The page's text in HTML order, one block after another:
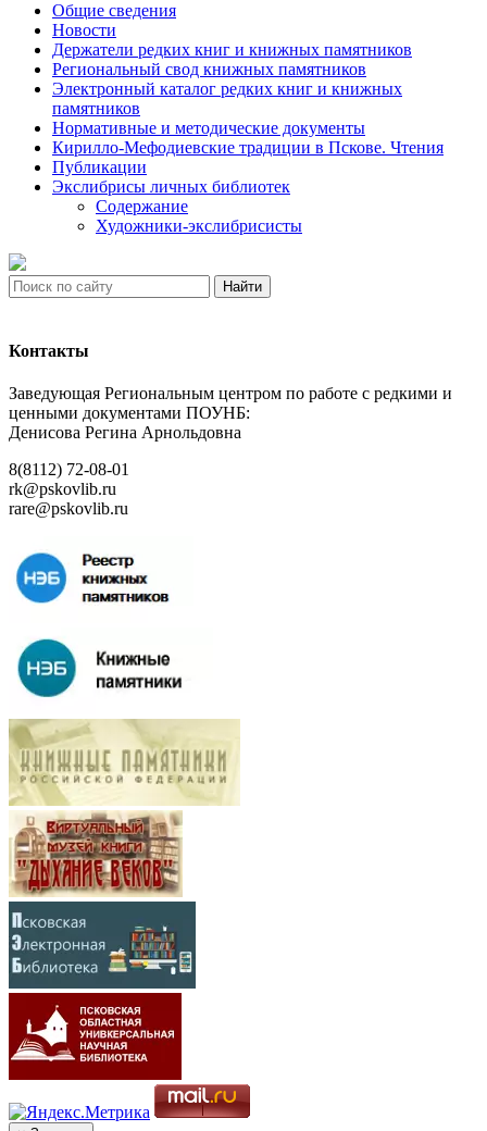
Общие сведения
Новости
Держатели редких книг и книжных памятников
Региональный свод книжных памятников
Электронный каталог редких книг и книжных
памятников
Нормативные и методические документы
Кирилло-Мефодиевские традиции в Пскове. Чтения
Публикации
Экслибрисы личных библиотек
Содержание
Художники-экслибрисисты
Найти
Контакты
Заведующая Региональным центром по работе с редкими и
ценными документами ПОУНБ:
Денисова Регина Арнольдовна
8(8112) 72-08-01
rk@pskovlib.ru
rare@pskovlib.ru